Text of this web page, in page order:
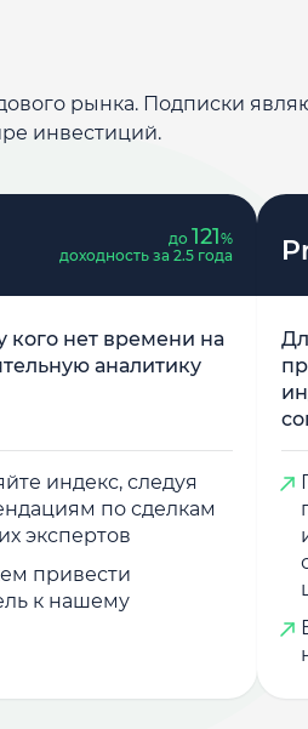
рынка. Подписки
инвестиций.
до 121%
доходность за 2.5 года
кого нет времени на
аналитику
индекс, следуя
по сделкам
экспертов
привести
к нашему